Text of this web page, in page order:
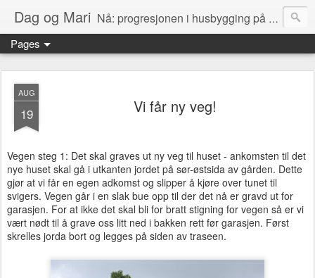
Dag og Mari Nå: progresjonen i husbygging på Olerud gård!
Pages
AUG
19 Vi får ny veg!
Vegen steg 1: Det skal graves ut ny veg til huset - ankomsten til det
nye huset skal gå i utkanten jordet på sør-østsida av gården. Dette
gjør at vi får en egen adkomst og slipper å kjøre over tunet til
svigers. Vegen går i en slak bue opp til der det nå er gravd ut for
garasjen. For at ikke det skal bli for bratt stigning for vegen så er vi
vært nødt til å grave oss litt ned i bakken rett før garasjen. Først
skrelles jorda bort og legges på siden av traseen.